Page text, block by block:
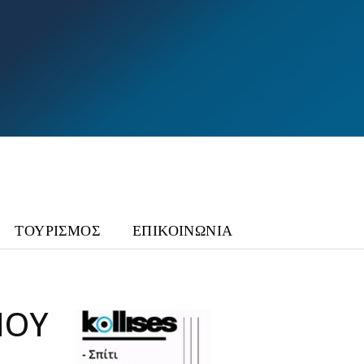
ΤΟΥΡΙΣΜΟΣ ΕΠΙΚΟΙΝΩΝΙΑ